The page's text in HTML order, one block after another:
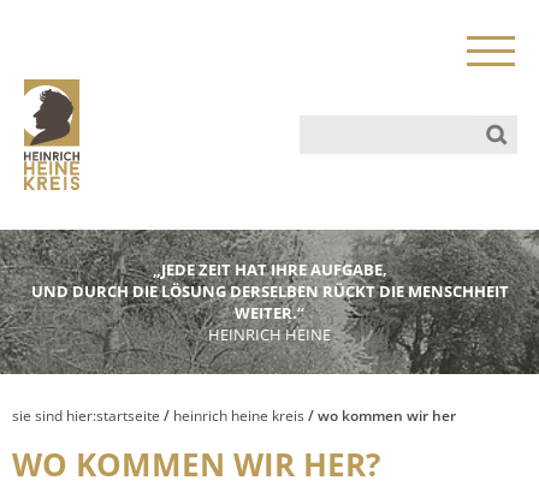
„JEDE ZEIT HAT IHRE AUFGABE,
UND DURCH DIE LÖSUNG DERSELBEN RÜCKT DIE MENSCHHEIT
WEITER.“
HEINRICH HEINE
sie sind hier:startseite / heinrich heine kreis/ wo kommen wir her
WO KOMMEN WIR HER?